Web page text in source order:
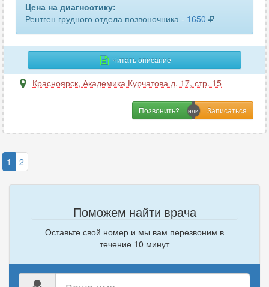
Цена на диагностику:
Рентген грудного отдела позвоночника - 1650
Читать описание
Красноярск, Академика Курчатова д. 17, стр. 15
Позвонить?
1 2
Поможем найти врача
Оставьте свой номер и мы вам перезвоним в
течение 10 минут